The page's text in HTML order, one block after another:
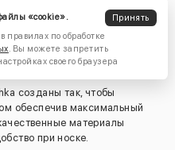
с низкой талией от
и стиля вашему
подходит для создания
созданы так, чтобы
обеспечив максимальный
материалы
при носке.
«cookie».
Принять
по обработке
. Вы можете запретить
своего браузера